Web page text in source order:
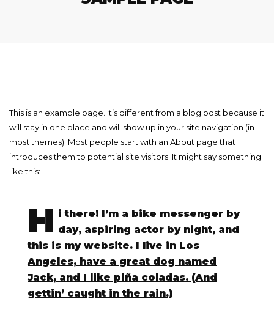
This is an example page. It’s different from a blog post because it
will stay in one place and will show up in your site navigation (in
most themes). Most people start with an About page that
introduces them to potential site visitors. It might say something
like this:
H i there! I’m a bike messenger by
day, aspiring actor by night, and
this is my website. I live in Los
Angeles, have a great dog named
Jack, and I like piña coladas. (And
gettin’ caught in the rain.)